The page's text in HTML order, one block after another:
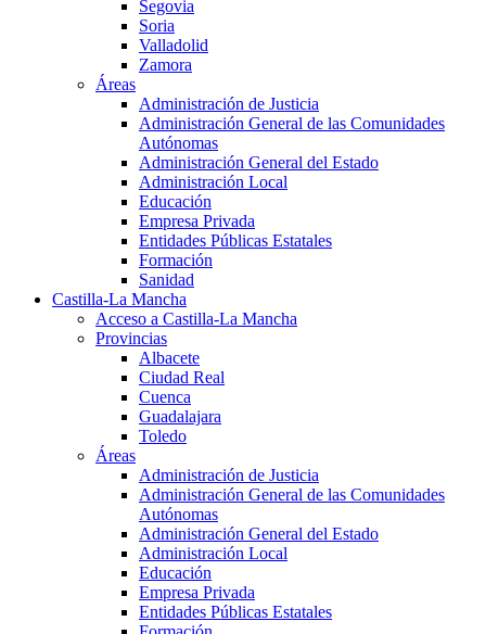
Segovia
Soria
Valladolid
Zamora
Áreas
Administración de Justicia
Administración General de las Comunidades
Autónomas
Administración General del Estado
Administración Local
Educación
Empresa Privada
Entidades Públicas Estatales
Formación
Sanidad
Castilla-La Mancha
Acceso a Castilla-La Mancha
Provincias
Albacete
Ciudad Real
Cuenca
Guadalajara
Toledo
Áreas
Administración de Justicia
Administración General de las Comunidades
Autónomas
Administración General del Estado
Administración Local
Educación
Empresa Privada
Entidades Públicas Estatales